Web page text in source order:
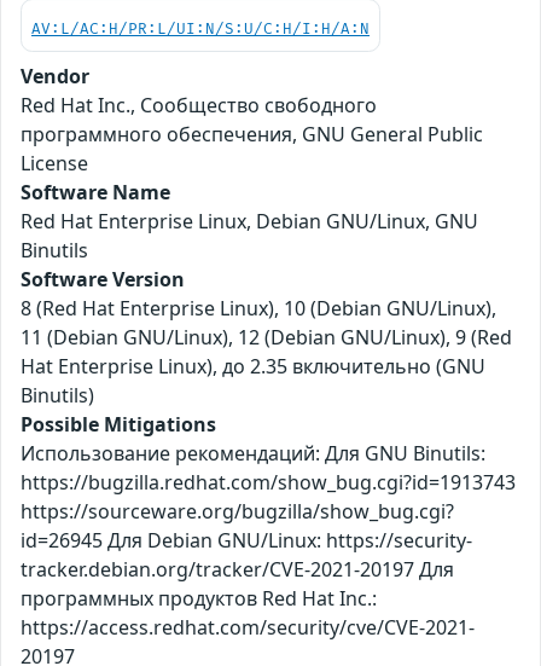
AV:L/AC:H/PR:L/UI:N/S:U/C:H/I:H/A:N
Vendor
Red Hat Inc., Сообщество свободного
программного обеспечения, GNU General Public
License
Software Name
Red Hat Enterprise Linux, Debian GNU/Linux, GNU
Binutils
Software Version
8 (Red Hat Enterprise Linux), 10 (Debian GNU/Linux),
11 (Debian GNU/Linux), 12 (Debian GNU/Linux), 9 (Red
Hat Enterprise Linux), до 2.35 включительно (GNU
Binutils)
Possible Mitigations
Использование рекомендаций: Для GNU Binutils:
https://bugzilla.redhat.com/show_bug.cgi?id=1913743
https://sourceware.org/bugzilla/show_bug.cgi?
id=26945 Для Debian GNU/Linux: https://security-
tracker.debian.org/tracker/CVE-2021-20197 Для
программных продуктов Red Hat Inc.:
https://access.redhat.com/security/cve/CVE-2021-
20197